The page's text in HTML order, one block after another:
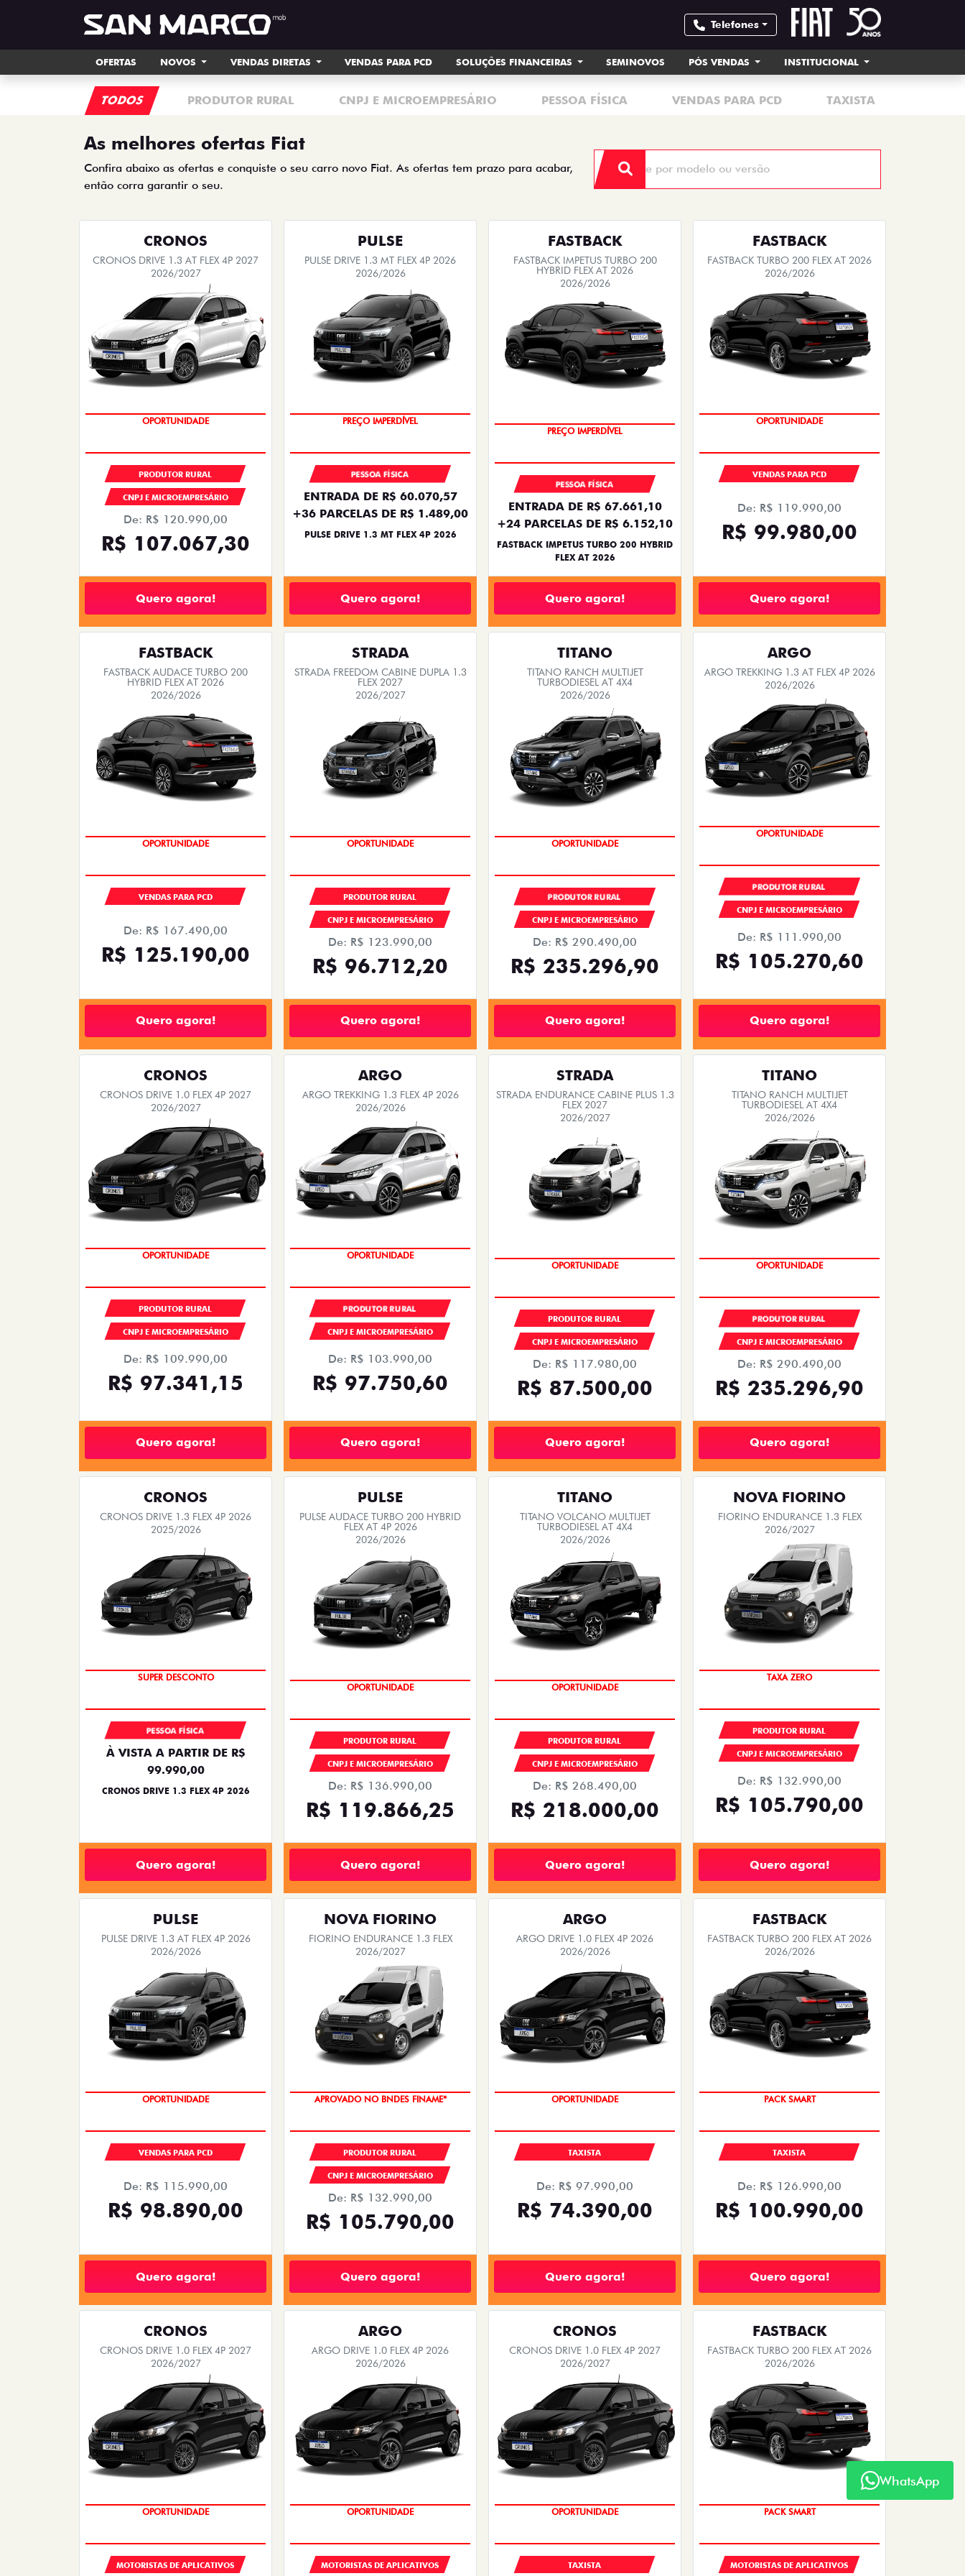
Telefones
OFERTAS NOVOS VENDAS DIRETAS VENDAS PARA PCD SOLUÇÕES FINANCEIRAS SEMINOVOS PÓS VENDAS INSTITUCIONAL
TODOS PRODUTOR RURAL CNPJ E MICROEMPRESÁRIO PESSOA FÍSICA VENDAS PARA PCD TAXISTA
As melhores ofertas Fiat
Confira abaixo as ofertas e conquiste o seu carro novo Fiat. As ofertas tem prazo para acabar,
então corra garantir o seu.
CRONOS
CRONOS DRIVE 1.3 AT FLEX 4P 2027
2026/2027
OPORTUNIDADE
PRODUTOR RURAL
CNPJ E MICROEMPRESÁRIO
De: R$ 120.990,00
R$ 107.067,30
Quero agora!
PULSE
PULSE DRIVE 1.3 MT FLEX 4P 2026
2026/2026
PESSOA FÍSICA
ENTRADA DE R$ 60.070,57
+36 PARCELAS DE R$ 1.489,00
PULSE DRIVE 1.3 MT FLEX 4P 2026
Quero agora!
FASTBACK
FASTBACK IMPETUS TURBO 200
HYBRID FLEX AT 2026
2026/2026
PESSOA FÍSICA
ENTRADA DE R$ 67.661,10
+24 PARCELAS DE R$ 6.152,10
FASTBACK IMPETUS TURBO 200 HYBRID
FLEX AT 2026
Quero agora!
FASTBACK
FASTBACK TURBO 200 FLEX AT 2026
2026/2026
OPORTUNIDADE
VENDAS PARA PCD
De: R$ 119.990,00
R$ 99.980,00
Quero agora!
FASTBACK
FASTBACK AUDACE TURBO 200
HYBRID FLEX AT 2026
2026/2026
OPORTUNIDADE
VENDAS PARA PCD
De: R$ 167.490,00
R$ 125.190,00
Quero agora!
STRADA
STRADA FREEDOM CABINE DUPLA 1.3
FLEX 2027
2026/2027
OPORTUNIDADE
PRODUTOR RURAL
CNPJ E MICROEMPRESÁRIO
De: R$ 123.990,00
R$ 96.712,20
Quero agora!
TITANO
TITANO RANCH MULTIJET
TURBODIESEL AT 4X4
2026/2026
PRODUTOR RURAL
CNPJ E MICROEMPRESÁRIO
De: R$ 290.490,00
R$ 235.296,90
Quero agora!
ARGO
ARGO TREKKING 1.3 AT FLEX 4P 2026
2026/2026
PRODUTOR RURAL
CNPJ E MICROEMPRESÁRIO
De: R$ 111.990,00
R$ 105.270,60
Quero agora!
CRONOS
CRONOS DRIVE 1.0 FLEX 4P 2027
2026/2027
OPORTUNIDADE
PRODUTOR RURAL
CNPJ E MICROEMPRESÁRIO
De: R$ 109.990,00
R$ 97.341,15
Quero agora!
ARGO
ARGO TREKKING 1.3 FLEX 4P 2026
2026/2026
PRODUTOR RURAL
CNPJ E MICROEMPRESÁRIO
De: R$ 103.990,00
R$ 97.750,60
Quero agora!
STRADA
STRADA ENDURANCE CABINE PLUS 1.3
FLEX 2027
2026/2027
OPORTUNIDADE
PRODUTOR RURAL
CNPJ E MICROEMPRESÁRIO
De: R$ 117.980,00
R$ 87.500,00
Quero agora!
TITANO
TITANO RANCH MULTIJET
TURBODIESEL AT 4X4
2026/2026
PRODUTOR RURAL
CNPJ E MICROEMPRESÁRIO
De: R$ 290.490,00
R$ 235.296,90
Quero agora!
CRONOS
CRONOS DRIVE 1.3 FLEX 4P 2026
2025/2026
PESSOA FÍSICA
À VISTA A PARTIR DE R$
99.990,00
CRONOS DRIVE 1.3 FLEX 4P 2026
Quero agora!
PULSE
PULSE AUDACE TURBO 200 HYBRID
FLEX AT 4P 2026
2026/2026
OPORTUNIDADE
PRODUTOR RURAL
CNPJ E MICROEMPRESÁRIO
De: R$ 136.990,00
R$ 119.866,25
Quero agora!
TITANO
TITANO VOLCANO MULTIJET
TURBODIESEL AT 4X4
2026/2026
OPORTUNIDADE
PRODUTOR RURAL
CNPJ E MICROEMPRESÁRIO
De: R$ 268.490,00
R$ 218.000,00
Quero agora!
NOVA FIORINO
FIORINO ENDURANCE 1.3 FLEX
2026/2027
TAXA ZERO
PRODUTOR RURAL
CNPJ E MICROEMPRESÁRIO
De: R$ 132.990,00
R$ 105.790,00
Quero agora!
PULSE
PULSE DRIVE 1.3 AT FLEX 4P 2026
2026/2026
OPORTUNIDADE
VENDAS PARA PCD
De: R$ 115.990,00
R$ 98.890,00
Quero agora!
NOVA FIORINO
FIORINO ENDURANCE 1.3 FLEX
2026/2027
APROVADO NO BNDES FINAME*
PRODUTOR RURAL
CNPJ E MICROEMPRESÁRIO
De: R$ 132.990,00
R$ 105.790,00
Quero agora!
ARGO
ARGO DRIVE 1.0 FLEX 4P 2026
2026/2026
OPORTUNIDADE
TAXISTA
De: R$ 97.990,00
R$ 74.390,00
Quero agora!
FASTBACK
FASTBACK TURBO 200 FLEX AT 2026
2026/2026
PACK SMART
TAXISTA
De: R$ 126.990,00
R$ 100.990,00
Quero agora!
CRONOS
CRONOS DRIVE 1.0 FLEX 4P 2027
2026/2027
OPORTUNIDADE
MOTORISTAS DE APLICATIVOS
ARGO
ARGO DRIVE 1.0 FLEX 4P 2026
2026/2026
OPORTUNIDADE
MOTORISTAS DE APLICATIVOS
CRONOS
CRONOS DRIVE 1.0 FLEX 4P 2027
2026/2027
OPORTUNIDADE
TAXISTA
FASTBACK
FASTBACK TURBO 200 FLEX AT 2026
2026/2026
PACK SMART
MOTORISTAS DE APLICATIVOS
WhatsApp